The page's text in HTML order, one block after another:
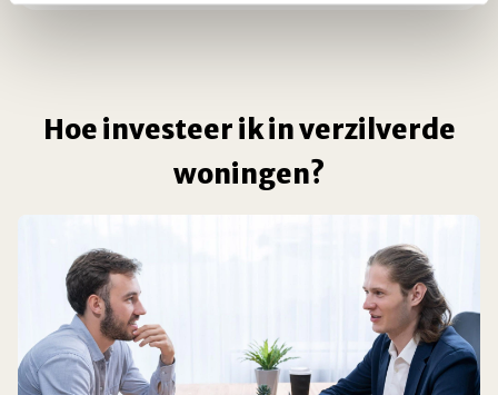
Hoe investeer ik in verzilverde
woningen?